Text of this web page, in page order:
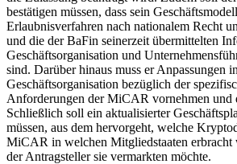
bestätigen müssen, dass sein
Erlaubnisverfahren nach nationalem Recht
und die der BaFin seinerzeit übermittelten
Geschäftsorganisation und
sind. Darüber hinaus muss er Anpassungen
Geschäftsorganisation bezüglich der
Anforderungen der MiCAR vornehmen und
Schließlich soll ein aktualisierter
müssen, aus dem hervorgeht, welche
MiCAR in welchen Mitgliedstaaten erbracht
der Antragsteller sie vermarkten möchte.